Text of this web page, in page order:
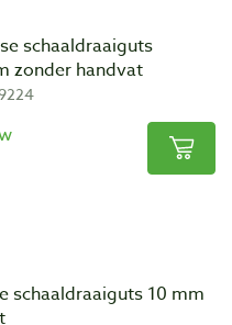
schaaldraaiguts
zonder handvat
schaaldraaiguts 10 mm